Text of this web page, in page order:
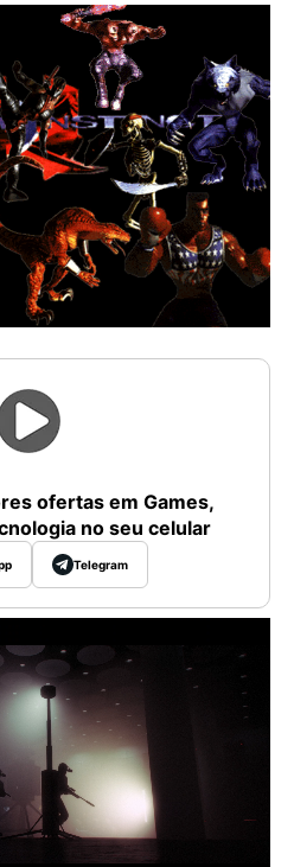
ofertas em Games,
no seu celular
Telegram